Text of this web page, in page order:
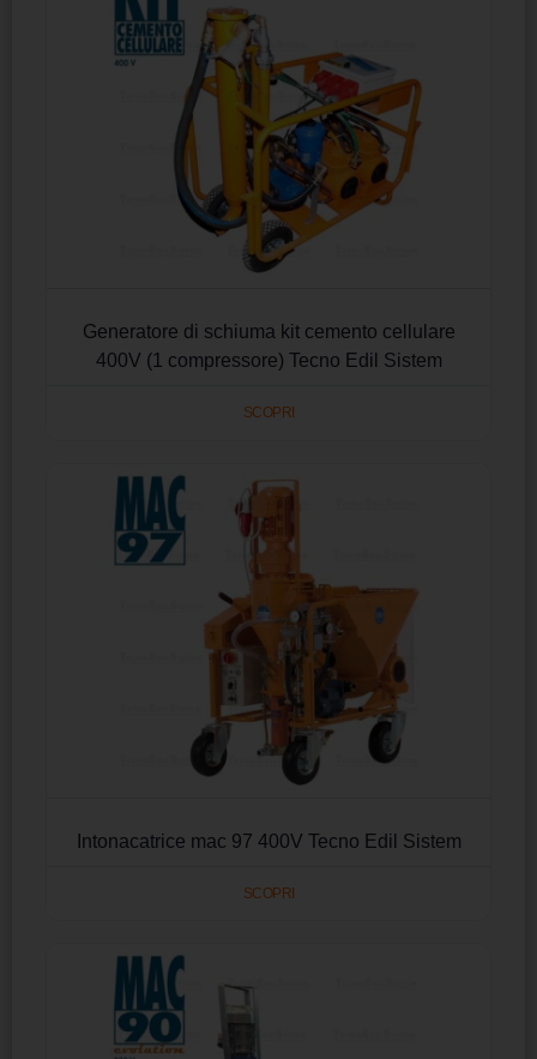
Generatore di schiuma kit cemento cellulare
400V (1 compressore) Tecno Edil Sistem
SCOPRI
Intonacatrice mac 97 400V Tecno Edil Sistem
SCOPRI